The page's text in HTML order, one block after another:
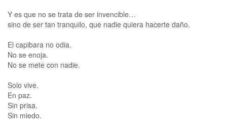
Y es que no se trata de ser invencible…
sino de ser tan tranquilo, que nadie quiera hacerte daño.
El capibara no odia.
No se enoja.
No se mete con nadie.
Solo vive.
En paz.
Sin prisa.
Sin miedo.